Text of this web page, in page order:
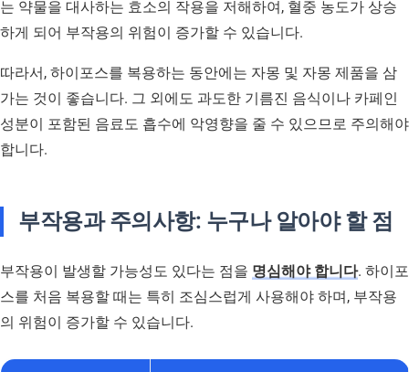
는 약물을 대사하는 효소의 작용을 저해하여, 혈중 농도가 상승
하게 되어 부작용의 위험이 증가할 수 있습니다.
따라서, 하이포스를 복용하는 동안에는 자몽 및 자몽 제품을 삼
가는 것이 좋습니다. 그 외에도 과도한 기름진 음식이나 카페인
성분이 포함된 음료도 흡수에 악영향을 줄 수 있으므로 주의해야
합니다.
부작용과 주의사항: 누구나 알아야 할 점
부작용이 발생할 가능성도 있다는 점을 명심해야 합니다. 하이포
스를 처음 복용할 때는 특히 조심스럽게 사용해야 하며, 부작용
의 위험이 증가할 수 있습니다.